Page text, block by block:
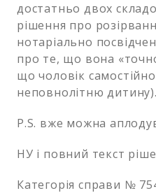
достатньо двох
рішення про
нотаріально
про те, що вона
що чоловік
неповнолітню дитину).
P.S. вже можна
НУ і повний текст
Категорія справи №